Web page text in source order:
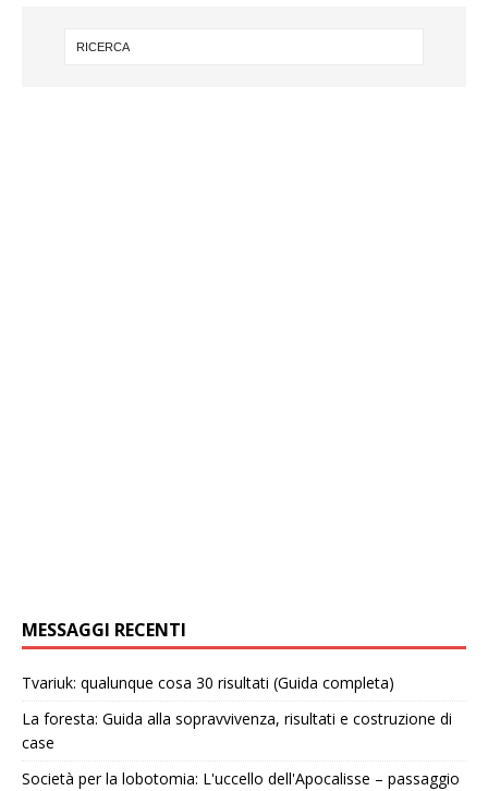
MESSAGGI RECENTI
Tvariuk: qualunque cosa 30 risultati (Guida completa)
La foresta: Guida alla sopravvivenza, risultati e costruzione di
case
Società per la lobotomia: L'uccello dell'Apocalisse – passaggio